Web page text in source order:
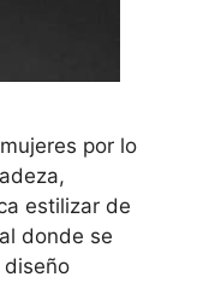
por lo
estilizar de
donde se
diseño